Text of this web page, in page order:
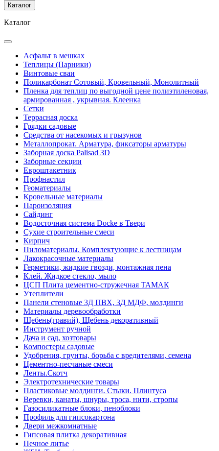
Каталог
Каталог
Асфальт в мешках
Теплицы (Парники)
Винтовые сваи
Поликарбонат Сотовый, Кровельный, Монолитный
Пленка для теплиц по выгодной цене полиэтиленовая,
армированная , укрывная. Клеенка
Сетки
Террасная доска
Грядки садовые
Средства от насекомых и грызунов
Металлопрокат. Арматура, фиксаторы арматуры
Заборная доска Palisad 3D
Заборные секции
Евроштакетник
Профнастил
Геоматериалы
Кровельные материалы
Пароизоляция
Сайдинг
Водосточная система Docke в Твери
Сухие строительные смеси
Кирпич
Пиломатериалы. Комплектующие к лестницам
Лакокрасочные материалы
Герметики, жидкие гвозди, монтажная пена
Клей. Жидкое стекло, мыло
ЦСП Плита цементно-стружечная ТАМАК
Утеплители
Панели стеновые 3Д ПВХ, 3Д МДФ, молдинги
Материалы деревообработки
Щебень(гравий), Щебень декоративный
Инструмент ручной
Дача и сад, хозтовары
Компостеры садовые
Удобрения, грунты, борьба с вредителями, семена
Цементно-песчаные смеси
Ленты.Скотч
Электротехнические товары
Пластиковые молдинги. Стыки. Плинтуса
Веревки, канаты, шнуры, троса, нити, стропы
Газосиликатные блоки, пеноблоки
Профиль для гипсокартона
Двери межкомнатные
Гипсовая плитка декоративная
Печное литье